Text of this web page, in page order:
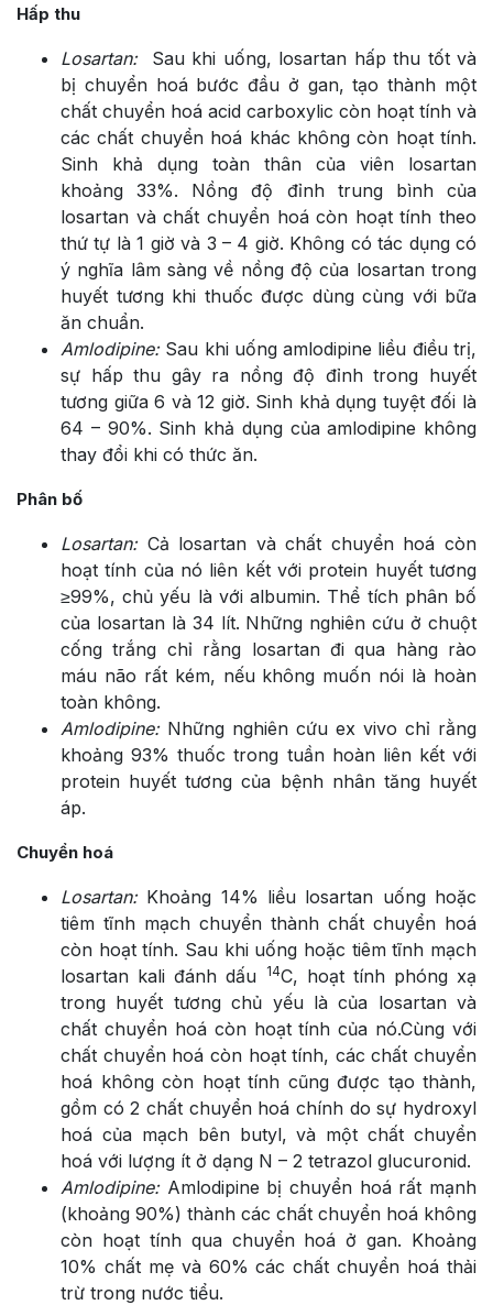
Hấp thu
Losartan: Sau khi uống, losartan hấp thu tốt và
bị chuyển hoá bước đầu ở gan, tạo thành một
chất chuyển hoá acid carboxylic còn hoạt tính và
các chất chuyển hoá khác không còn hoạt tính.
Sinh khả dụng toàn thân của viên losartan
khoảng 33%. Nồng độ đỉnh trung bình của
losartan và chất chuyển hoá còn hoạt tính theo
thứ tự là 1 giờ và 3 – 4 giờ. Không có tác dụng có
ý nghĩa lâm sàng về nồng độ của losartan trong
huyết tương khi thuốc được dùng cùng với bữa
ăn chuẩn.
Amlodipine: Sau khi uống amlodipine liều điều trị,
sự hấp thu gây ra nồng độ đỉnh trong huyết
tương giữa 6 và 12 giờ. Sinh khả dụng tuyệt đối là
64 – 90%. Sinh khả dụng của amlodipine không
thay đổi khi có thức ăn.
Phân bố
Losartan: Cả losartan và chất chuyển hoá còn
hoạt tính của nó liên kết với protein huyết tương
≥99%, chủ yếu là với albumin. Thể tích phân bố
của losartan là 34 lít. Những nghiên cứu ở chuột
cống trắng chỉ rằng losartan đi qua hàng rào
máu não rất kém, nếu không muốn nói là hoàn
toàn không.
Amlodipine: Những nghiên cứu ex vivo chỉ rằng
khoảng 93% thuốc trong tuần hoàn liên kết với
protein huyết tương của bệnh nhân tăng huyết
áp.
Chuyển hoá
Losartan: Khoảng 14% liều losartan uống hoặc
tiêm tĩnh mạch chuyển thành chất chuyển hoá
còn hoạt tính. Sau khi uống hoặc tiêm tĩnh mạch
losartan kali đánh dấu
14C, hoạt tính phóng xạ
trong huyết tương chủ yếu là của losartan và
chất chuyển hoá còn hoạt tính của nó.Cùng với
chất chuyển hoá còn hoạt tính, các chất chuyển
hoá không còn hoạt tính cũng được tạo thành,
gồm có 2 chất chuyển hoá chính do sự hydroxyl
hoá của mạch bên butyl, và một chất chuyển
hoá với lượng ít ở dạng N – 2 tetrazol glucuronid.
Amlodipine: Amlodipine bị chuyển hoá rất mạnh
(khoảng 90%) thành các chất chuyển hoá không
còn hoạt tính qua chuyển hoá ở gan. Khoảng
10% chất mẹ và 60% các chất chuyển hoá thải
trừ trong nước tiểu.